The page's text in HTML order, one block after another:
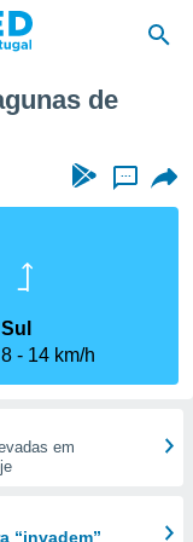
de
...
Sul
8
14 km/h
em
“invadem”